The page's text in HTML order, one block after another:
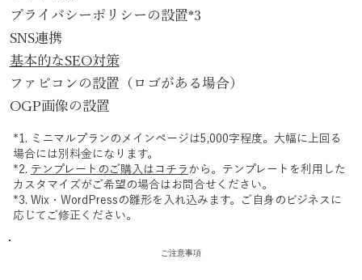
プライバシーポリシーの設置*3
SNS連携
基本的なSEO対策
ファビコンの設置（ロゴがある場合）
OGP画像の設置
*1. ミニマルプランのメインページは5,000字程度。大幅に上回る
場合には別料金になります。
*2. テンプレートのご購入はコチラ から。テンプレートを利用した
カスタマイズがご希望の場合はお問合せください。
*3. Wix・WordPressの雛形を入れ込みます。ご自身のビジネスに
応じてご修正ください。
ご注意事項